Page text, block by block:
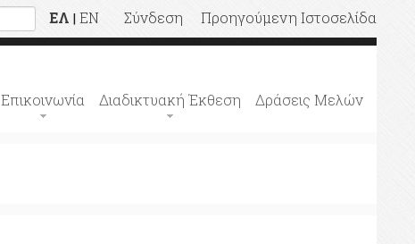
ΕΛ | EN Σύνδεση Προηγούμενη Ιστοσελίδα
Επικοινωνία Διαδικτυακή Έκθεση Δράσεις Μελών